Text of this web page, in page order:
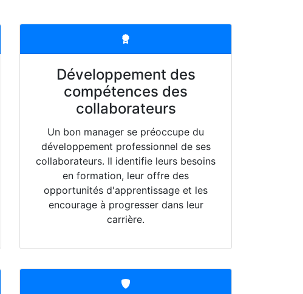
Développement des
compétences des
collaborateurs
Un bon manager se préoccupe du
développement professionnel de ses
collaborateurs. Il identifie leurs besoins
en formation, leur offre des
opportunités d'apprentissage et les
encourage à progresser dans leur
carrière.